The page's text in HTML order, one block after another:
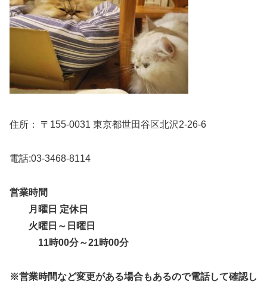
住所： 〒155-0031 東京都世田谷区北沢2-26-6
電話:03-3468-8114
営業時間
月曜日 定休日
火曜日～日曜日
11時00分～21時00分
※営業時間など変更がある場合もあるので電話して確認し